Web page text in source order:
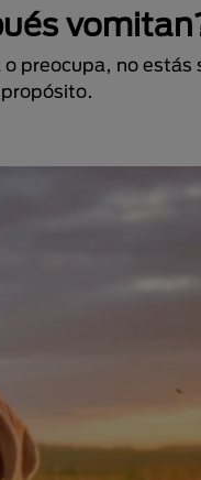
preocupa, no